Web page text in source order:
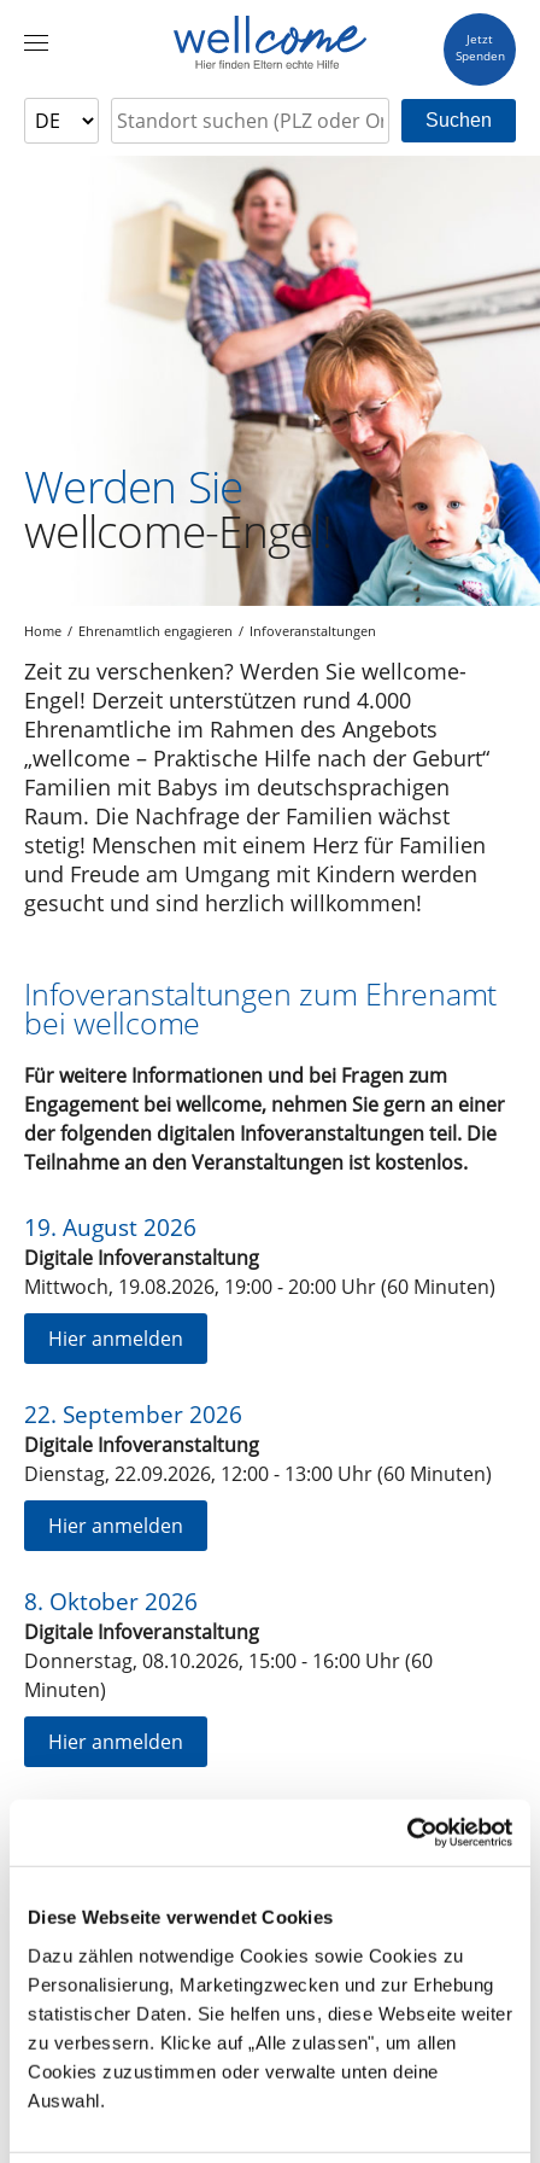
Diese Webseite verwendet Cookies
Dazu zählen notwendige Cookies sowie Cookies zu
Personalisierung, Marketingzwecken und zur Erhebung
statistischer Daten. Sie helfen uns, diese Webseite weiter
zu verbessern. Klicke auf „Alle zulassen", um allen
Cookies zuzustimmen oder verwalte unten deine
Auswahl.
Jetzt
Spenden
Suchen
Werden Sie
wellcome-Engel!
Home Ehrenamtlich engagieren Infoveranstaltungen
Zeit zu verschenken? Werden Sie wellcome-
Engel! Derzeit unterstützen rund 4.000
Ehrenamtliche im Rahmen des Angebots
„wellcome – Praktische Hilfe nach der Geburt“
Familien mit Babys im deutschsprachigen
Raum. Die Nachfrage der Familien wächst
stetig! Menschen mit einem Herz für Familien
und Freude am Umgang mit Kindern werden
gesucht und sind herzlich willkommen!
Infoveranstaltungen zum Ehrenamt
bei wellcome
Für weitere Informationen und bei Fragen zum
Engagement bei wellcome, nehmen Sie gern an einer
der folgenden digitalen Infoveranstaltungen teil. Die
Teilnahme an den Veranstaltungen ist kostenlos.
19. August 2026
Digitale Infoveranstaltung
Mittwoch, 19.08.2026, 19:00 - 20:00 Uhr (60 Minuten)
Hier anmelden
22. September 2026
Digitale Infoveranstaltung
Dienstag, 22.09.2026, 12:00 - 13:00 Uhr (60 Minuten)
Hier anmelden
8. Oktober 2026
Digitale Infoveranstaltung
Donnerstag, 08.10.2026, 15:00 - 16:00 Uhr (60
Minuten)
Hier anmelden
Hier anmelden
8. Dezember 2026
Digitale Infoveranstaltung
Dienstag, 08.12.2026, 11:00 - 12:00 Uhr (60 Minuten)
Hier anmelden